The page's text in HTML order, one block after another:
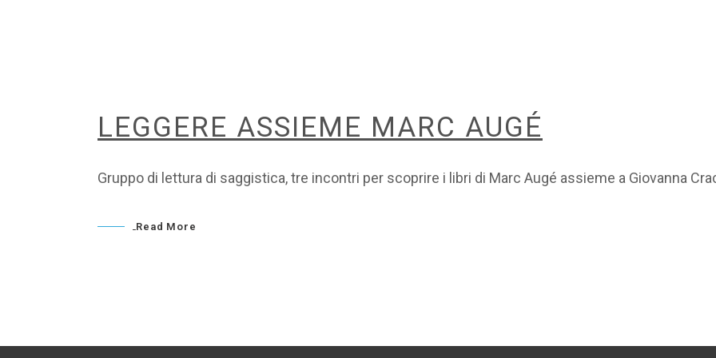
LEGGERE ASSIEME MARC AUGÉ
Gruppo di lettura di saggistica, tre incontri per scoprire i libri di Marc Augé assieme a Giovanna
Read More